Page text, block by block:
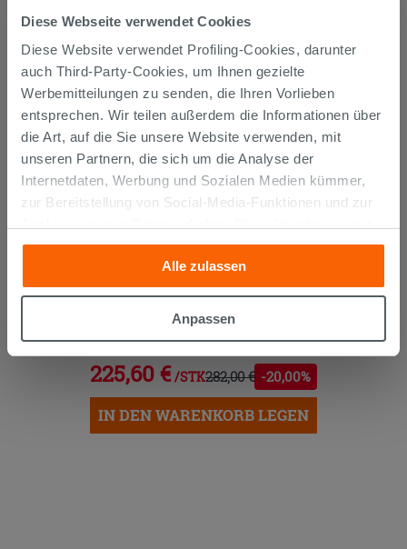
Diese Webseite verwendet Cookies
Diese Website verwendet Profiling-Cookies, darunter
auch Third-Party-Cookies, um Ihnen gezielte
Werbemitteilungen zu senden, die Ihren Vorlieben
entsprechen. Wir teilen außerdem die Informationen über
die Art, auf die Sie unsere Website verwenden, mit
unseren Partnern, die sich um die Analyse der
Internetdaten, Werbung und Sozialen Medien kümmer,
zur Bereitstellung von Social-Media-Funktionen und zur
anderen Informationen, die Sie ihnen geliefert haben oder
die sie aufgrund Ihrer Verwendung ihrer Dienste
gesammelt haben, kombinieren. Falls Sie mehr wissen
möchten oder Ihre Zustimmung zu allen oder einigen
Zustimmung kann durch Klicken auf die Schaltfläche
„Cookies akzeptieren“ gegeben werden. Wenn Sie auf
die Schaltfläche "X" klicken, können Sie das Surfen erst
nach der Installation der technischen Cookies fortsetzen.
Alle zulassen
Anpassen
GEKAUFT HABEN, KAUFTEN
AUCH...
PROMO
SPIEGELSCHRANK TRENDY 89x17
cm H51 BELGRAVIA
225,60 € /STK.282,00 € -20,00%
IN DEN WARENKORB LEGEN